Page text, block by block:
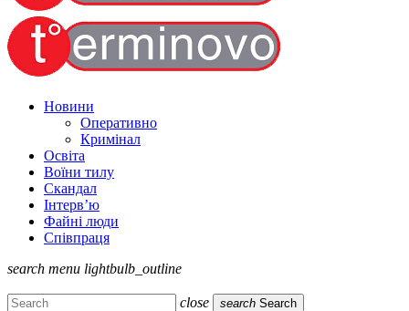
Новини
Оперативно
Кримінал
Освіта
Воїни тилу
Скандал
Інтерв’ю
Файні люди
Співпраця
search menu lightbulb_outline
close search Search